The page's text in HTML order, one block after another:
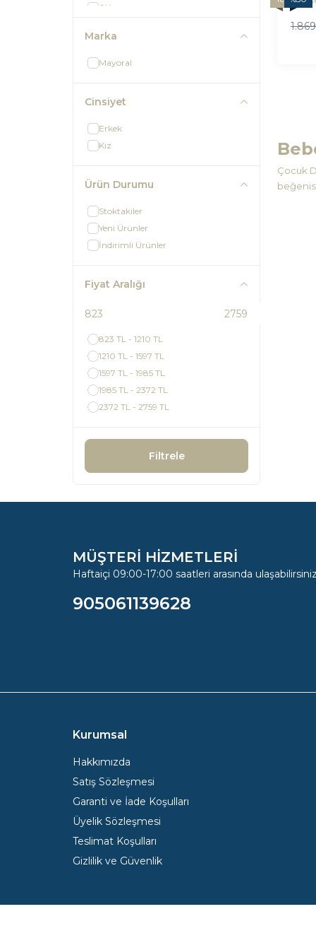
6 Yaş
8 Yaş
9 Yaş
Marka
Mayoral
Cinsiyet
Erkek
Kız
Ürün Durumu
Stoktakiler
Yeni Ürünler
İndirimli Ürünler
Fiyat Aralığı
823 TL - 1210 TL
1210 TL - 1597 TL
1597 TL - 1985 TL
1985 TL - 2372 TL
2372 TL - 2759 TL
Filtrele
Çocuk
MÜŞTERİ HİZMETLERİ
Haftaiçi 09:00-17:00 saatleri arasında
905061139628
Kurumsal
Hakkımızda
Satış Sözleşmesi
Garanti ve İade Koşulları
Üyelik Sözleşmesi
Teslimat Koşulları
Gizlilik ve Güvenlik